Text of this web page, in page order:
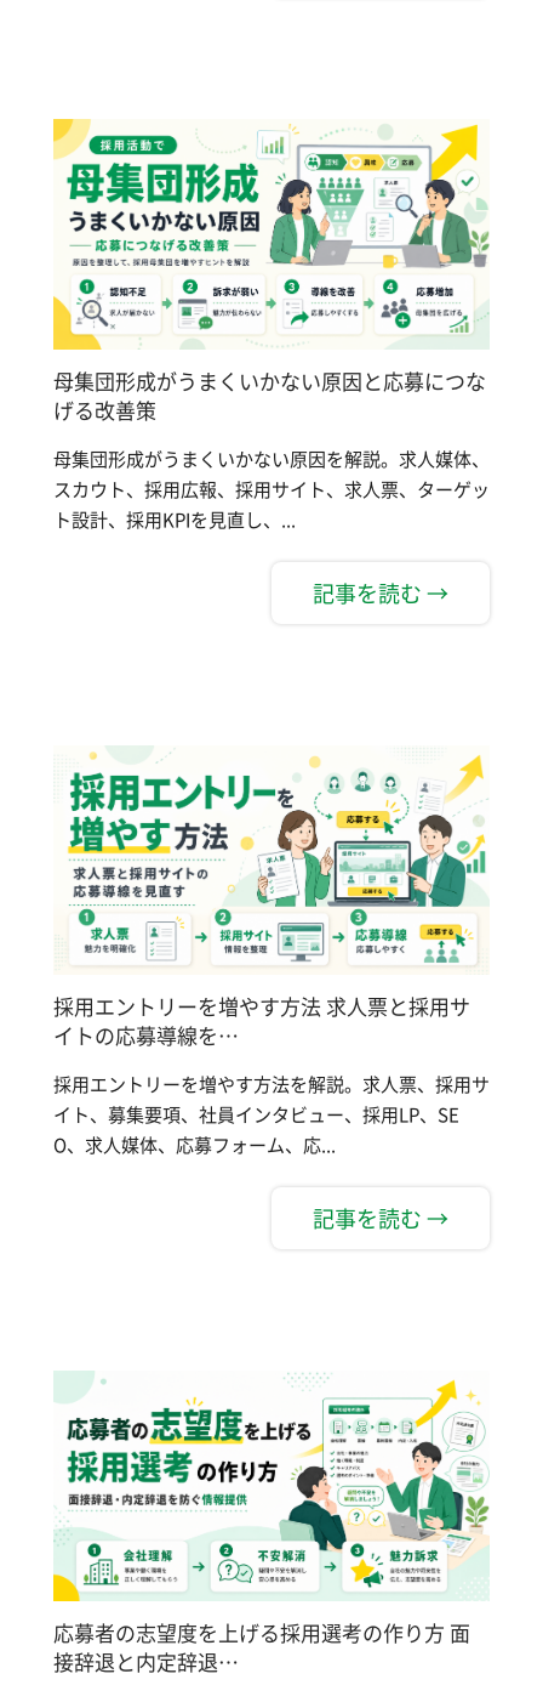
母集団形成がうまくいかない原因と応募につな
げる改善策
母集団形成がうまくいかない原因を解説。求人媒体、
スカウト、採用広報、採用サイト、求人票、ターゲッ
ト設計、採用KPIを見直し、...
記事を読む →
採用エントリーを増やす方法 求人票と採用サ
イトの応募導線を…
採用エントリーを増やす方法を解説。求人票、採用サ
イト、募集要項、社員インタビュー、採用LP、SE
O、求人媒体、応募フォーム、応...
記事を読む →
応募者の志望度を上げる採用選考の作り方 面
接辞退と内定辞退…